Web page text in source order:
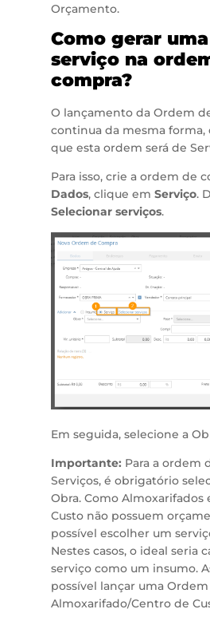
Orçamento.
Como gerar
serviço na
compra?
O lançamento da Ordem
continua da mesma forma,
que esta ordem será de
Para isso, crie a ordem de
Dados, clique em Serviço.
Selecionar serviços.
Em seguida, selecione a
Importante: Para a ordem
Serviços, é obrigatório
Obra. Como Almoxarifados
Custo não possuem
possível escolher um
Nestes casos, o ideal seria
serviço como um insumo.
possível lançar uma
Almoxarifado/Centro de